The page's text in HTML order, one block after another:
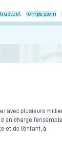
Temps plein
avec plusieurs
en charge l’ensemble
et de l’enfant, à